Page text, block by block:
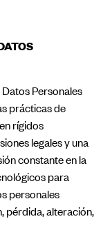
Personales
prácticas de
rígidos
legales y una
constante en la
para
personales
pérdida, alteración,